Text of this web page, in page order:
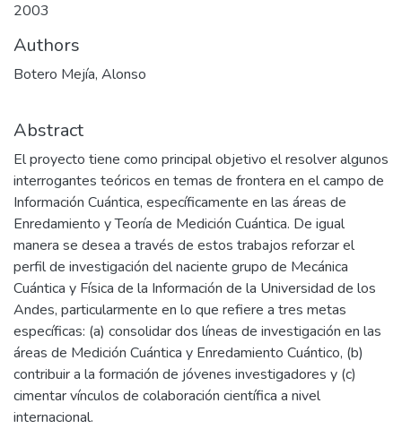
2003
Authors
Botero Mejía, Alonso
Abstract
El proyecto tiene como principal objetivo el resolver algunos
interrogantes teóricos en temas de frontera en el campo de
Información Cuántica, específicamente en las áreas de
Enredamiento y Teoría de Medición Cuántica. De igual
manera se desea a través de estos trabajos reforzar el
perfil de investigación del naciente grupo de Mecánica
Cuántica y Física de la Información de la Universidad de los
Andes, particularmente en lo que refiere a tres metas
específicas: (a) consolidar dos líneas de investigación en las
áreas de Medición Cuántica y Enredamiento Cuántico, (b)
contribuir a la formación de jóvenes investigadores y (c)
cimentar vínculos de colaboración científica a nivel
internacional.